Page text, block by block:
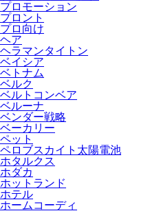
プロモーション
プロント
プロ向け
ヘア
ヘラマンタイトン
ベイシア
ベトナム
ベルク
ベルトコンベア
ベルーナ
ベンダー戦略
ベーカリー
ペット
ペロブスカイト太陽電池
ホタルクス
ホダカ
ホットランド
ホテル
ホームコーディ